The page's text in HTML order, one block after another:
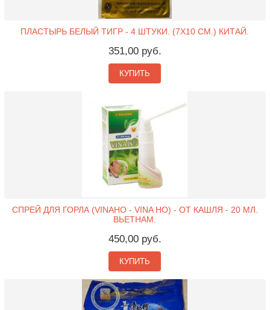
ПЛАСТЫРЬ БЕЛЫЙ ТИГР - 4 ШТУКИ. (7X10 СМ.) КИТАЙ.
351,00 руб.
КУПИТЬ
СПРЕЙ ДЛЯ ГОРЛА (VINAHO - VINA HO) - ОТ КАШЛЯ - 20 МЛ.
ВЬЕТНАМ.
450,00 руб.
КУПИТЬ